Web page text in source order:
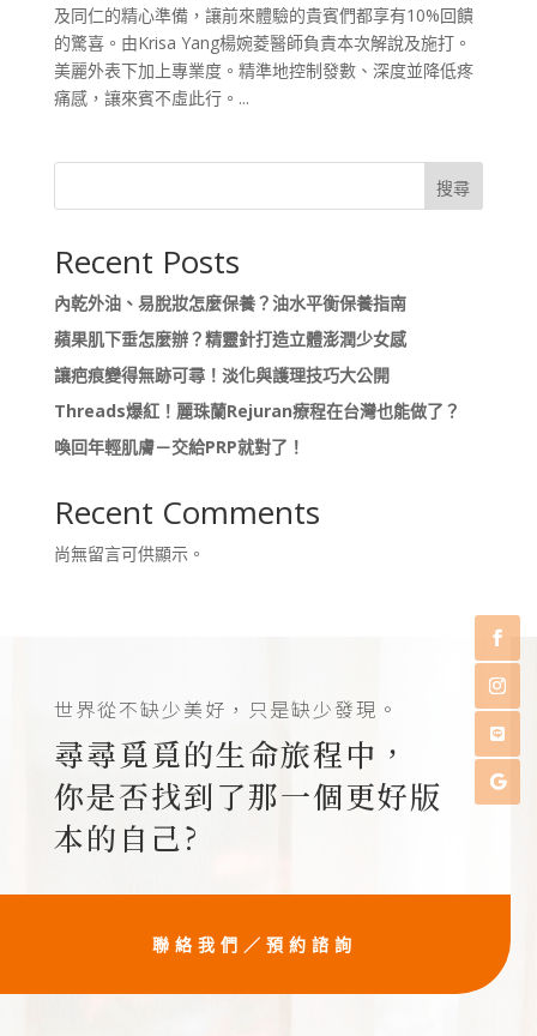
及同仁的精心準備，讓前來體驗的貴賓們都享有10%回饋
的驚喜。由Krisa Yang楊婉菱醫師負責本次解說及施打。
美麗外表下加上專業度。精準地控制發數、深度並降低疼
痛感，讓來賓不虛此行。...
搜尋
Recent Posts
內乾外油、易脫妝怎麼保養？油水平衡保養指南
蘋果肌下垂怎麼辦？精靈針打造立體澎潤少女感
讓疤痕變得無跡可尋！淡化與護理技巧大公開
Threads爆紅！麗珠蘭Rejuran療程在台灣也能做了？
喚回年輕肌膚－交給PRP就對了！
Recent Comments
尚無留言可供顯示。
世界從不缺少美好，只是缺少發現。
尋尋覓覓的生命旅程中，
你是否找到了那一個更好版
本的自己?
聯絡我們／預約諮詢